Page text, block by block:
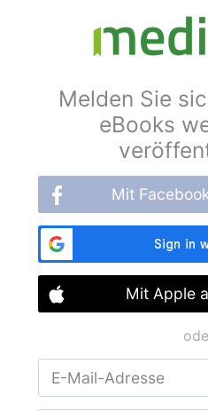
Melden Sie
eBooks
Mit
Mit Apple